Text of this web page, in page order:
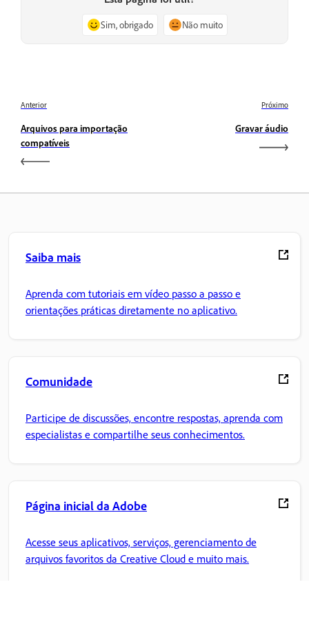
Sim, obrigado Não muito
Anterior
Arquivos para importação
compatíveis
Próximo
Gravar áudio
Saiba mais
Aprenda com tutoriais em vídeo passo a passo e
orientações práticas diretamente no aplicativo.
Comunidade
Participe de discussões, encontre respostas, aprenda com
especialistas e compartilhe seus conhecimentos.
Página inicial da Adobe
Acesse seus aplicativos, serviços, gerenciamento de
arquivos favoritos da Creative Cloud e muito mais.